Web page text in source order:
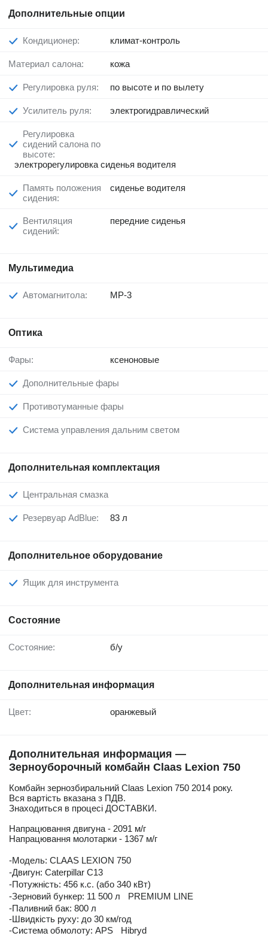
Дополнительные опции
Кондиционер: климат-контроль
Материал салона: кожа
Регулировка руля: по высоте и по вылету
Усилитель руля: электрогидравлический
Регулировка
сидений салона по
высоте:
электрорегулировка сиденья водителя
Память положения
сидения:
сиденье водителя
Вентиляция
сидений:
передние сиденья
Мультимедиа
Автомагнитола: MP-3
Оптика
Фары: ксеноновые
Дополнительные фары
Противотуманные фары
Система управления дальним светом
Дополнительная комплектация
Центральная смазка
Резервуар AdBlue: 83 л
Дополнительное оборудование
Ящик для инструмента
Состояние
Состояние: б/у
Дополнительная информация
Цвет: оранжевый
Дополнительная информация —
Зерноуборочный комбайн Claas Lexion 750
Комбайн зернозбиральний Claas Lexion 750 2014 року.
Вся вартість вказана з ПДВ.
Знаходиться в процесі ДОСТАВКИ.
Напрацювання двигуна - 2091 м/г
Напрацювання молотарки - 1367 м/г
-Модель: CLAAS LEXION 750
-Двигун: Caterpillar C13
-Потужність: 456 к.с. (або 340 кВт)
-Зерновий бункер: 11 500 л PREMIUM LINE
-Паливний бак: 800 л
-Швидкість руху: до 30 км/год
-Система обмолоту: APS Hibryd